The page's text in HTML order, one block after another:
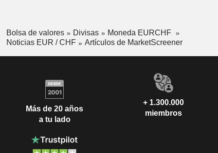
Bolsa de valores Divisas
Moneda EURCHF
Noticias EUR / CHF
Artículos de MarketScreener
Más de 20 años
a tu lado
+ 1.300.000
miembros